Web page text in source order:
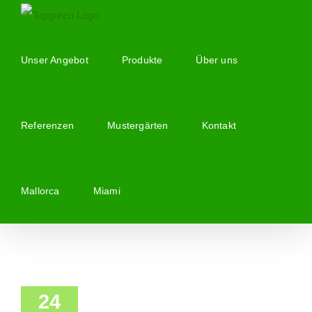
springenUnser Angebot Produkte Über uns
Referenzen Mustergärten Kontakt
Mallorca Miami
24